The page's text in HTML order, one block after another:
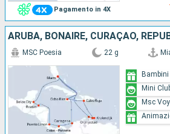
Pagamento in 4X
MSC Poesia 22 g
Mini
Msc